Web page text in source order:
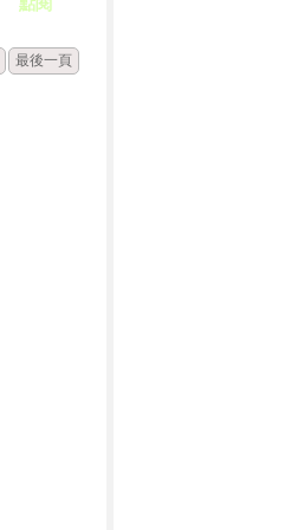
最後一頁